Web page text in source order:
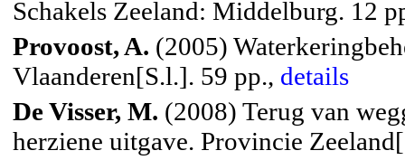
Schakels Zeeland: Middelburg. 12
Provoost, A. (2005)
Vlaanderen[S.l.]. 59 pp., details
De Visser, M. (2008) Terug van
herziene uitgave. Provincie